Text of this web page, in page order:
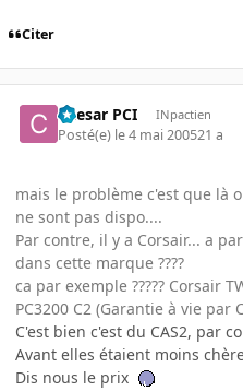
Citer
Caesar PCI INpactien
Posté(e) le 4 mai 200521 a
mais le problème c'est que là
ne sont pas dispo....
Par contre, il y a Corsair... a
dans cette marque ????
ca par exemple ????? Corsair
PC3200 C2 (Garantie à vie par
C'est bien c'est du CAS2, par
Avant elles étaient moins
Dis nous le prix